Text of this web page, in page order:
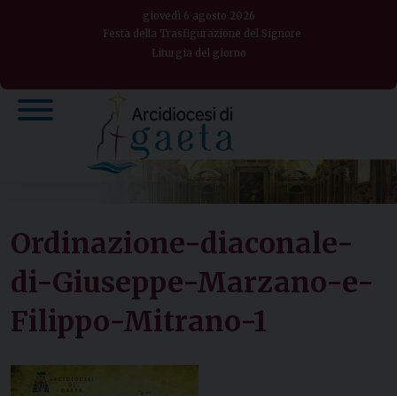
giovedì 6 agosto 2026
Festa della Trasfigurazione del Signore
Liturgia del giorno
Ordinazione-diaconale-
di-Giuseppe-Marzano-e-
Filippo-Mitrano-1